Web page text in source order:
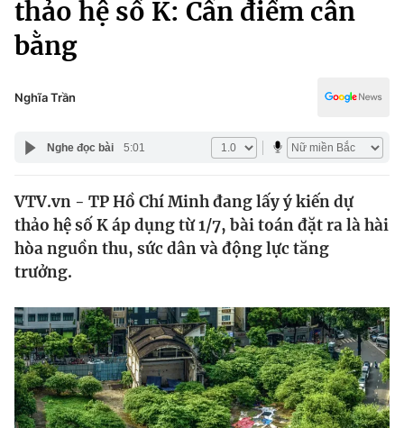
Xã hội
Pháp luật
Y tế
Thế giới
Tin tức
Thế giới đó đây
Câu chuyện quốc tế
Kinh tế
Thị trường
Góc doanh nghiệp
Dữ liệu và đời sống
Truyền hình
Phim VTV
Giải trí
Truyền hình
Văn hóa - Giải trí
Y tế
thảo hệ số K: Cần điểm cân
bằng
Nghĩa Trần
Nghe đọc bài 5:01
VTV.vn - TP Hồ Chí Minh đang lấy ý kiến dự
thảo hệ số K áp dụng từ 1/7, bài toán đặt ra là hài
hòa nguồn thu, sức dân và động lực tăng
trưởng.